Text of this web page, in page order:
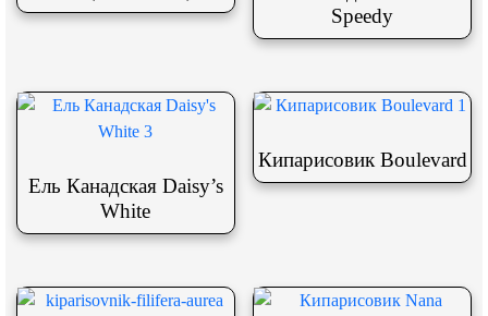
Speedy
Ель Канадская Daisy’s
White
Кипарисовик Boulevard